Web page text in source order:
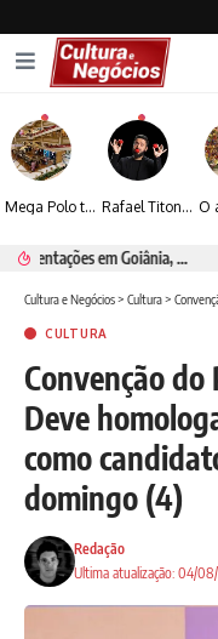
Mega Polo transforma lançamento de coleção em plataforma nacional de negócios e projeta crescimento de mais de 15% Rafael Titonelly leva magia e acolhimento a crianças em tratamento oncológico em Juiz de Fora
Renato Seerig e a poesia
Cultura e Negócios> Cultura> Convenção
CULTURA
Convenção do
Deve
como
domingo (4)
Ultima atualização: 04/
Redação